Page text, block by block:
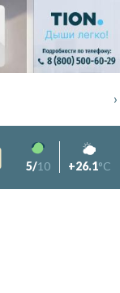
›
5/10 +26.1°C